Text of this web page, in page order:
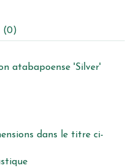
(0)
atabapoense 'Silver'
dans le titre ci-